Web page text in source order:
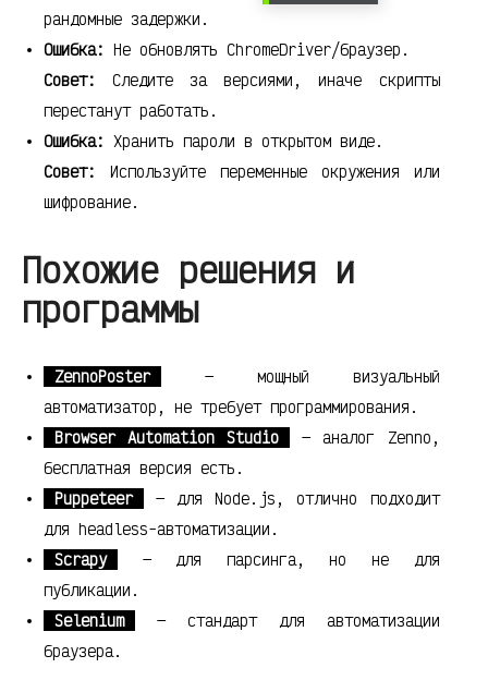
рандомные задержки.
Ошибка: Не обновлять ChromeDriver/браузер.
Совет:
Следите за версиями, иначе скрипты
перестанут работать.
Ошибка: Хранить пароли в открытом виде.
Совет:
Используйте переменные окружения или
шифрование.
Похожие решения и
программы
ZennoPoster
— мощный визуальный
автоматизатор, не требует программирования.
Browser Automation Studio
— аналог Zenno,
бесплатная версия есть.
Puppeteer
— для Node.js, отлично подходит
для headless-автоматизации.
Scrapy
— для парсинга, но не для
публикации.
Selenium
— стандарт для автоматизации
браузера.